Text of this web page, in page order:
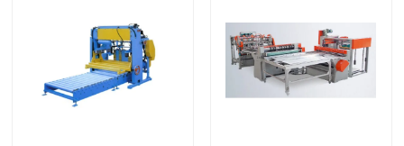
Máy làm hộp thiếc tự động
Máy làm lon nước giải khát